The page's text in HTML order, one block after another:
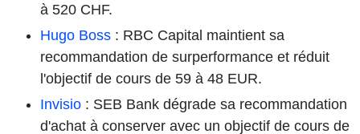
à 520 CHF.
Hugo Boss : RBC Capital maintient sa
recommandation de surperformance et réduit
l'objectif de cours de 59 à 48 EUR.
Invisio : SEB Bank dégrade sa recommandation
d'achat à conserver avec un objectif de cours de